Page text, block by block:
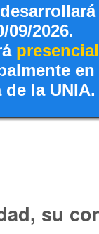
09/2026.
presencial
de la UNIA.
su